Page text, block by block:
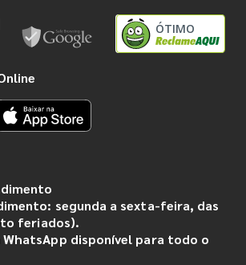
ÓTIMO
segunda a sexta-feira, das
feriados).
disponível para todo o